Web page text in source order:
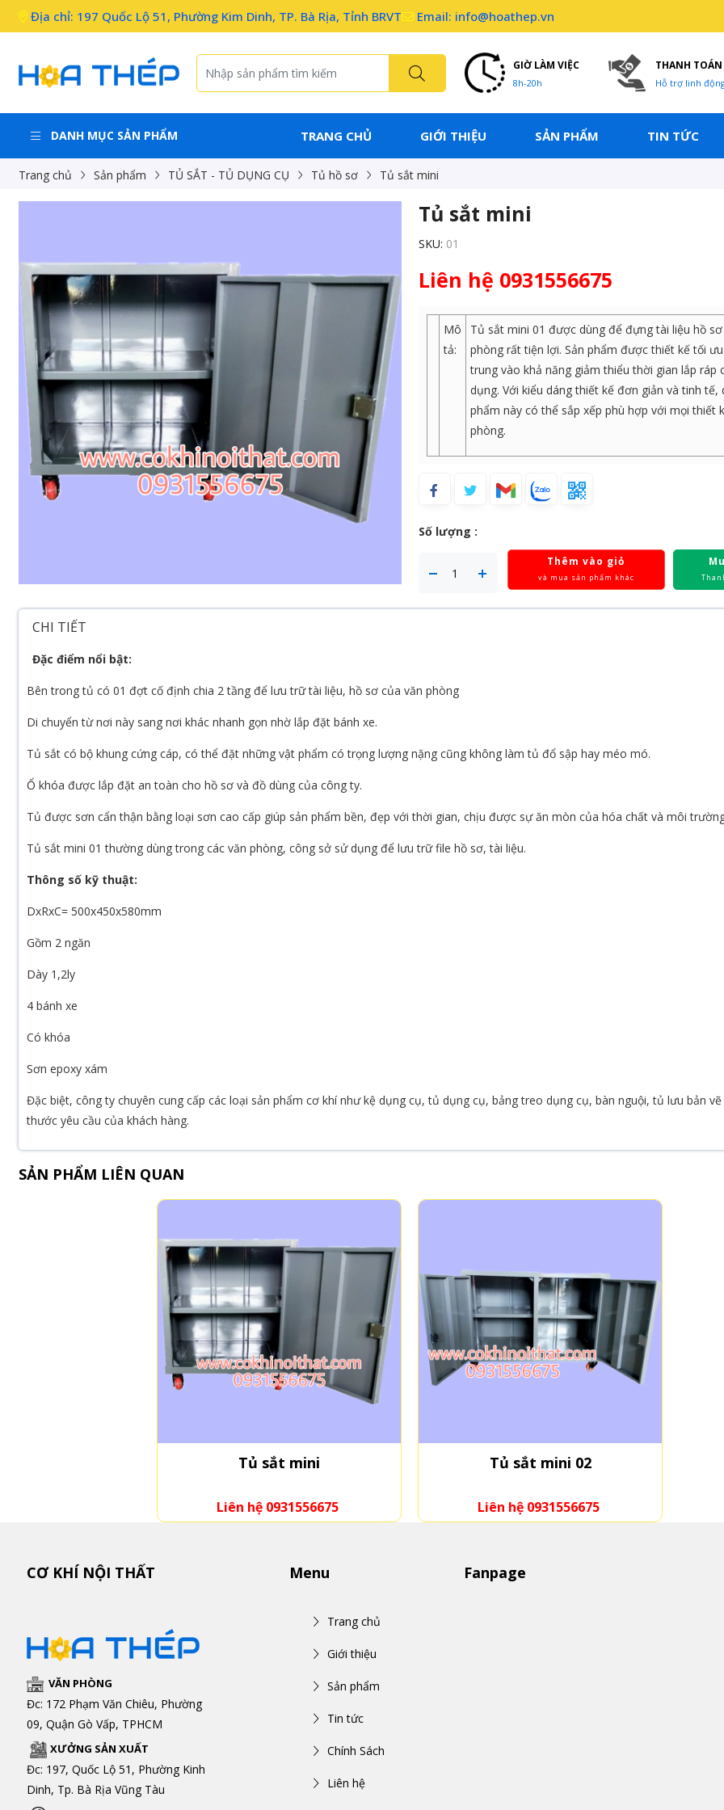
Địa chỉ: 197 Quốc Lộ 51, Phường Kim Dinh, TP. Bà Rịa, Tỉnh BRVT Email: info@hoathep.vn
GIỜ LÀM VIỆC
8h-20h
THANH TOÁN
Hỗ trợ linh
DANH MỤC SẢN PHẨM TRANG CHỦ GIỚI THIỆU SẢN PHẨM TIN TỨC
Trang chủ Sản phẩm TỦ SẮT - TỦ DỤNG CỤ Tủ hồ sơ Tủ sắt mini
Tủ sắt mini
SKU: 01
Liên hệ 0931556675
Mô
tả:
Tủ sắt mini 01 được dùng để đựng tài liệu hồ
phòng rất tiện lợi. Sản phẩm được thiết kế tối
trung vào khả năng giảm thiểu thời gian lắp ráp
dụng. Với kiểu dáng thiết kế đơn giản và tinh tế,
phẩm này có thể sắp xếp phù hợp với mọi thiết
phòng.
Số lượng :
Thêm vào giỏ
và mua sản phẩm khác
CHI TIẾT
Đặc điểm nổi bật:
Bên trong tủ có 01 đợt cố định chia 2 tầng để lưu trữ tài liệu, hồ sơ của văn phòng
Di chuyển từ nơi này sang nơi khác nhanh gọn nhờ lắp đặt bánh xe.
Tủ sắt có bộ khung cứng cáp, có thể đặt những vật phẩm có trọng lượng nặng cũng không làm tủ đổ sập hay méo mó.
Ổ khóa được lắp đặt an toàn cho hồ sơ và đồ dùng của công ty.
Tủ được sơn cẩn thận bằng loại sơn cao cấp giúp sản phẩm bền, đẹp với thời gian, chịu được sự ăn mòn của hóa chất và môi
Tủ sắt mini 01 thường dùng trong các văn phòng, công sở sử dụng để lưu trữ file hồ sơ, tài liệu.
Thông số kỹ thuật:
DxRxC= 500x450x580mm
Gồm 2 ngăn
Dày 1,2ly
4 bánh xe
Có khóa
Sơn epoxy xám
Đặc biệt, công ty chuyên cung cấp các loại sản phẩm cơ khí như kệ dụng cụ, tủ dụng cụ, bảng treo dụng cụ, bàn nguội, tủ lưu bản
thước yêu cầu của khách hàng.
SẢN PHẨM LIÊN QUAN
Tủ sắt mini
Liên hệ 0931556675
Tủ sắt mini 02
Liên hệ 0931556675
CƠ KHÍ NỘI THẤT
VĂN PHÒNG
Đc: 172 Phạm Văn Chiêu, Phường
09, Quận Gò Vấp, TPHCM
XƯỞNG SẢN XUẤT
Đc: 197, Quốc Lộ 51, Phường Kinh
Dinh, Tp. Bà Rịa Vũng Tàu
Menu
Trang chủ
Giới thiệu
Sản phẩm
Tin tức
Chính Sách
Liên hệ
Fanpage